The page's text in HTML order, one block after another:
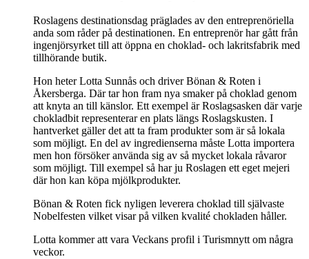
Roslagens destinationsdag präglades av den entreprenöriella
anda som råder på destinationen. En entreprenör har gått från
ingenjörsyrket till att öppna en choklad- och lakritsfabrik med
tillhörande butik.
Hon heter Lotta Sunnås och driver Bönan & Roten i
Åkersberga. Där tar hon fram nya smaker på choklad genom
att knyta an till känslor. Ett exempel är Roslagsasken där varje
chokladbit representerar en plats längs Roslagskusten. I
hantverket gäller det att ta fram produkter som är så lokala
som möjligt. En del av ingredienserna måste Lotta importera
men hon försöker använda sig av så mycket lokala råvaror
som möjligt. Till exempel så har ju Roslagen ett eget mejeri
där hon kan köpa mjölkprodukter.
Bönan & Roten fick nyligen leverera choklad till självaste
Nobelfesten vilket visar på vilken kvalité chokladen håller.
Lotta kommer att vara Veckans profil i Turismnytt om några
veckor.